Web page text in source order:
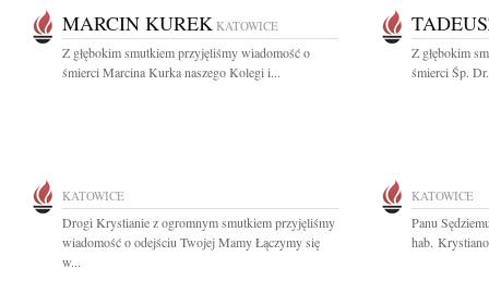
MARCIN KUREK KATOWICE
Z głębokim smutkiem przyjęliśmy wiadomość o
śmierci Marcina Kurka naszego Kolegi i...
Z głębokim
śmierci Śp.
KATOWICE
Drogi Krystianie z ogromnym smutkiem przyjęliśmy
wiadomość o odejściu Twojej Mamy Łączymy się
w...
KATOWICE
Panu
hab.